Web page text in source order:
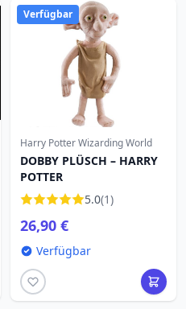
Verfügbar
Harry Potter Wizarding World
DOBBY PLÜSCH – HARRY
POTTER
5.0(1)
26,90 €
Verfügbar